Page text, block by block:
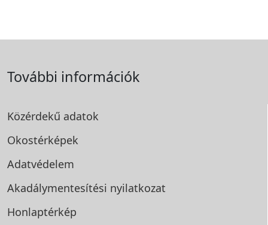
További információk
Közérdekű adatok
Okostérképek
Adatvédelem
Akadálymentesítési nyilatkozat
Honlaptérkép